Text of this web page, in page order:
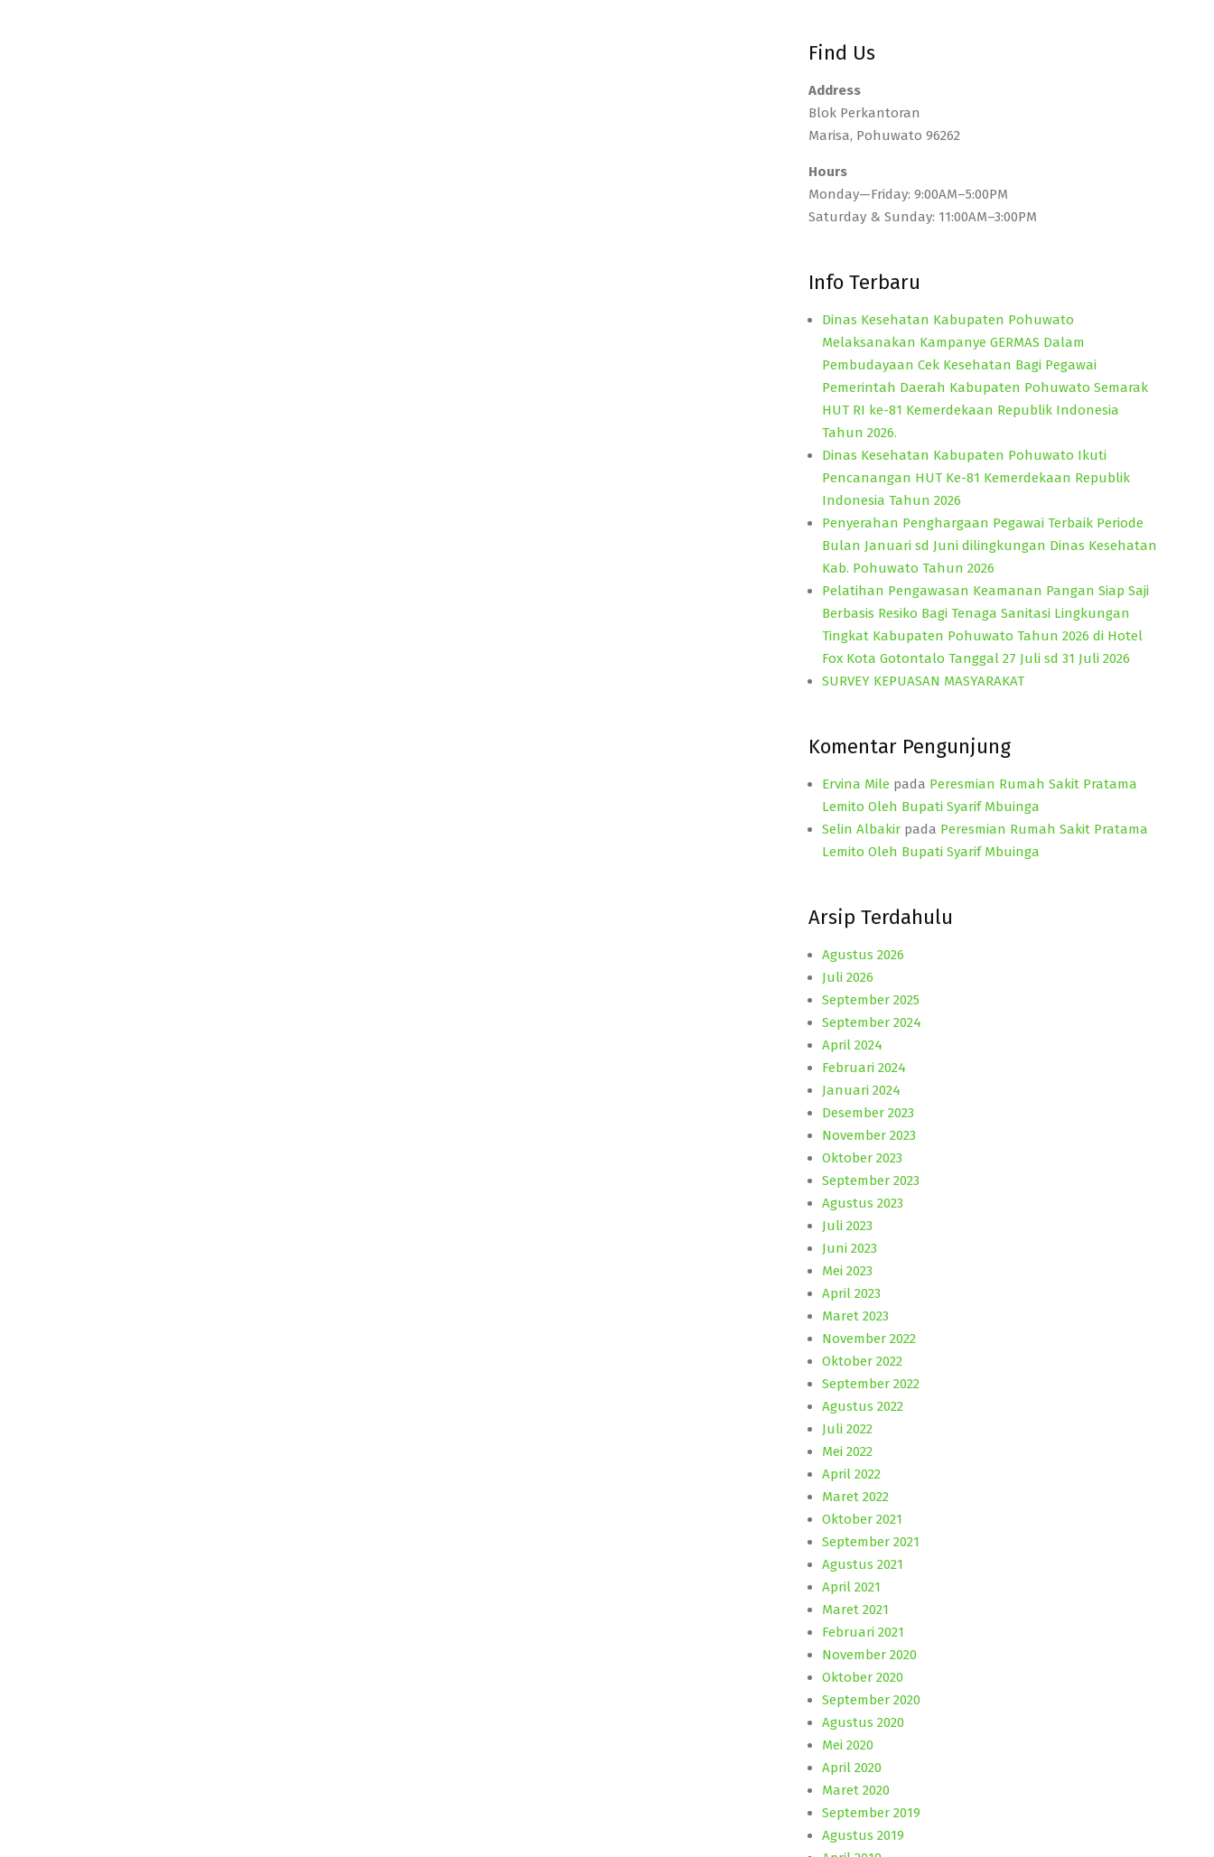
Find Us
Address
Blok Perkantoran
Marisa, Pohuwato 96262
Hours
Monday—Friday: 9:00AM–5:00PM
Saturday & Sunday: 11:00AM–3:00PM
Info Terbaru
Dinas Kesehatan Kabupaten Pohuwato
Melaksanakan Kampanye GERMAS Dalam
Pembudayaan Cek Kesehatan Bagi Pegawai
Pemerintah Daerah Kabupaten Pohuwato Semarak
HUT RI ke-81 Kemerdekaan Republik Indonesia
Tahun 2026.
Dinas Kesehatan Kabupaten Pohuwato Ikuti
Pencanangan HUT Ke-81 Kemerdekaan Republik
Indonesia Tahun 2026
Penyerahan Penghargaan Pegawai Terbaik Periode
Bulan Januari sd Juni dilingkungan Dinas Kesehatan
Kab. Pohuwato Tahun 2026
Pelatihan Pengawasan Keamanan Pangan Siap Saji
Berbasis Resiko Bagi Tenaga Sanitasi Lingkungan
Tingkat Kabupaten Pohuwato Tahun 2026 di Hotel
Fox Kota Gotontalo Tanggal 27 Juli sd 31 Juli 2026
SURVEY KEPUASAN MASYARAKAT
Komentar Pengunjung
Ervina Mile pada Peresmian Rumah Sakit Pratama
Lemito Oleh Bupati Syarif Mbuinga
Selin Albakir pada Peresmian Rumah Sakit Pratama
Lemito Oleh Bupati Syarif Mbuinga
Arsip Terdahulu
Agustus 2026
Juli 2026
September 2025
September 2024
April 2024
Februari 2024
Januari 2024
Desember 2023
November 2023
Oktober 2023
September 2023
Agustus 2023
Juli 2023
Juni 2023
Mei 2023
April 2023
Maret 2023
November 2022
Oktober 2022
September 2022
Agustus 2022
Juli 2022
Mei 2022
April 2022
Maret 2022
Oktober 2021
September 2021
Agustus 2021
April 2021
Maret 2021
Februari 2021
November 2020
Oktober 2020
September 2020
Agustus 2020
Mei 2020
April 2020
Maret 2020
September 2019
Agustus 2019